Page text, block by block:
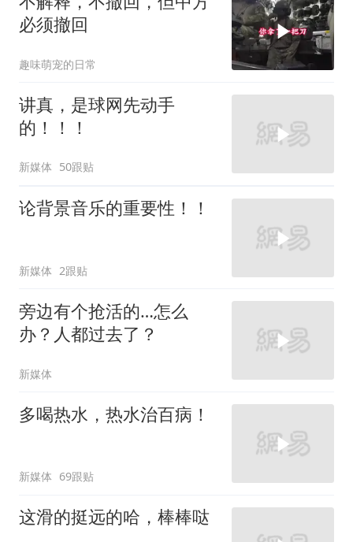
必须撤回
趣味萌宠的日常
讲真，是球网先动手
的！！！
新媒体 50跟贴
论背景音乐的重要性！！
新媒体 2跟贴
旁边有个抢活的…怎么
办？人都过去了？
新媒体
多喝热水，热水治百病！
新媒体 69跟贴
这滑的挺远的哈，棒棒哒